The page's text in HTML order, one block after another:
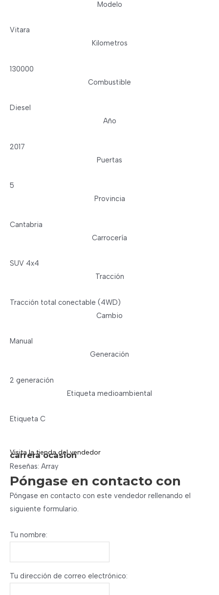
Modelo
Vitara
Kilometros
130000
Combustible
Diesel
Año
2017
Puertas
5
Provincia
Cantabria
Carrocería
SUV 4x4
Tracción
Tracción total conectable (4WD)
Cambio
Manual
Generación
2 generación
Etiqueta medioambiental
Etiqueta C
Visita la tienda del vendedor
carrera ocasion
Reseñas: Array
Póngase en contacto con
Póngase en contacto con este vendedor rellenando el
siguiente formulario.
Tu nombre:
Tu dirección de correo electrónico: